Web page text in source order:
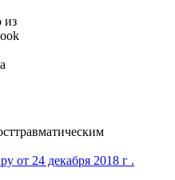
из
от 24 декабря 2018 г .